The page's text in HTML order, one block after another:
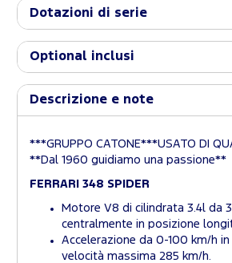
Dotazioni di serie
Optional inclusi
Descrizione e note
***GRUPPO CATONE***USATO DI
**Dal 1960 guidiamo una passione**
FERRARI 348 SPIDER
Motore V8 di cilindrata 3.4l da
centralmente in posizione
Accelerazione da 0-100 km/h in
velocità massima 285 km/h.